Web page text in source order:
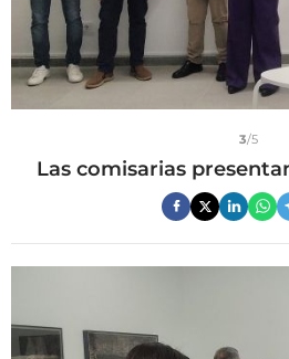
3/5
Las comisarias